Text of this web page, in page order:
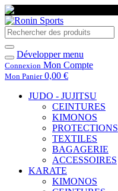
Développer menu
Connexion Mon Compte
Mon Panier 0,00 €
JUDO - JUJITSU
CEINTURES
KIMONOS
PROTECTIONS
TEXTILES
BAGAGERIE
ACCESSOIRES
KARATE
KIMONOS